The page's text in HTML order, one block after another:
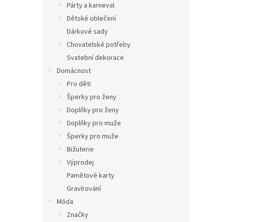
Párty a karneval
Dětské oblečení
Dárkové sady
Chovatelské potřeby
Svatební dekorace
Domácnost
Pro děti
Šperky pro ženy
Doplňky pro ženy
Doplňky pro muže
Šperky pro muže
Bižuterie
Výprodej
Pamětové karty
Gravírování
Móda
Značky